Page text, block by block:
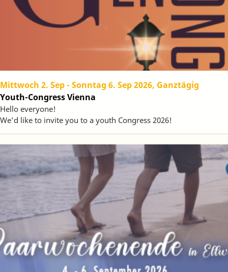
Mittwoch 2. Sep- Sonntag 6. Sep 2026, Ganztägig
Youth-Congress Vienna
Hello everyone!
We’d like to invite you to a youth Congress 2026!